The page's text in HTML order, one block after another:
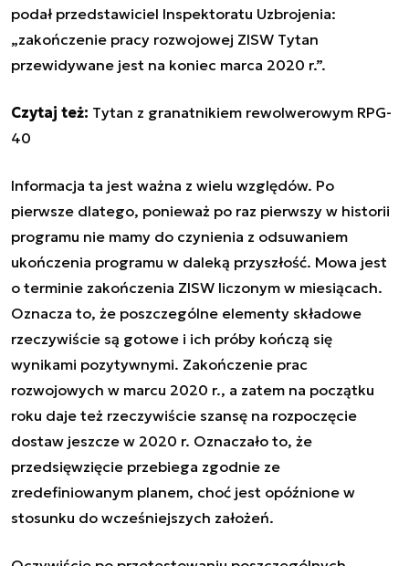
podał przedstawiciel Inspektoratu Uzbrojenia:
„zakończenie pracy rozwojowej ZISW Tytan
przewidywane jest na koniec marca 2020 r.”.
Czytaj też: Tytan z granatnikiem rewolwerowym RPG-
40
Informacja ta jest ważna z wielu względów. Po
pierwsze dlatego, ponieważ po raz pierwszy w historii
programu nie mamy do czynienia z odsuwaniem
ukończenia programu w daleką przyszłość. Mowa jest
o terminie zakończenia ZISW liczonym w miesiącach.
Oznacza to, że poszczególne elementy składowe
rzeczywiście są gotowe i ich próby kończą się
wynikami pozytywnymi. Zakończenie prac
rozwojowych w marcu 2020 r., a zatem na początku
roku daje też rzeczywiście szansę na rozpoczęcie
dostaw jeszcze w 2020 r. Oznaczało to, że
przedsięwzięcie przebiega zgodnie ze
zredefiniowanym planem, choć jest opóźnione w
stosunku do wcześniejszych założeń.